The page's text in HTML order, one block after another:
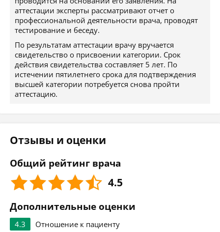
аттестации эксперты рассматривают отчет о
профессиональной деятельности врача, проводят
тестирование и беседу.
По результатам аттестации врачу вручается
свидетельство о присвоении категории. Срок
действия свидетельства составляет 5 лет. По
истечении пятилетнего срока для подтверждения
высшей категории потребуется снова пройти
аттестацию.
Отзывы и оценки
Общий рейтинг врача
4.5
Дополнительные оценки
4.3
Отношение к пациенту